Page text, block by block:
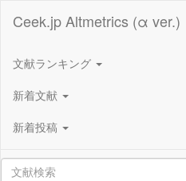
Ceek.jp Altmetrics (α ver.)
文献ランキング
新着文献
新着投稿